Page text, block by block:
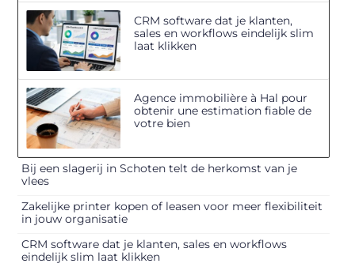
CRM software dat je klanten,
sales en workflows eindelijk slim
laat klikken
Agence immobilière à Hal pour
obtenir une estimation fiable de
votre bien
Bij een slagerij in Schoten telt de herkomst van je
vlees
Zakelijke printer kopen of leasen voor meer flexibiliteit
in jouw organisatie
CRM software dat je klanten, sales en workflows
eindelijk slim laat klikken